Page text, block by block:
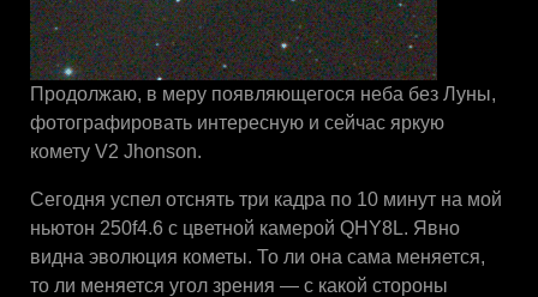
Продолжаю, в меру появляющегося неба без Луны,
фотографировать интересную и сейчас яркую
комету V2 Jhonson.
Сегодня успел отснять три кадра по 10 минут на мой
ньютон 250f4.6 с цветной камерой QHY8L. Явно
видна эволюция кометы. То ли она сама меняется,
то ли меняется угол зрения — с какой стороны